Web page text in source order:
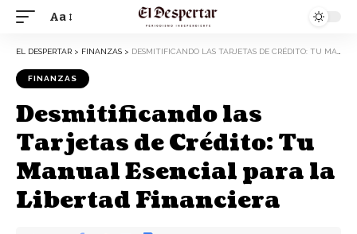
Aa
EL DESPERTAR > FINANZAS > DESMITIFICANDO LAS TARJETAS DE CRÉDITO: TU MANUAL ESENCIAL PARA LA LIBERTAD FINANCIERA
FINANZAS
Desmitificando las
Tarjetas de Crédito: Tu
Manual Esencial para la
Libertad Financiera